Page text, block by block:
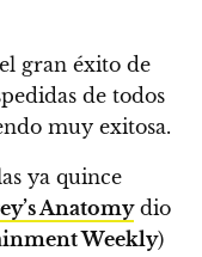
gran éxito de
de todos
muy exitosa.
ya quince
Anatomydio
Weekly)